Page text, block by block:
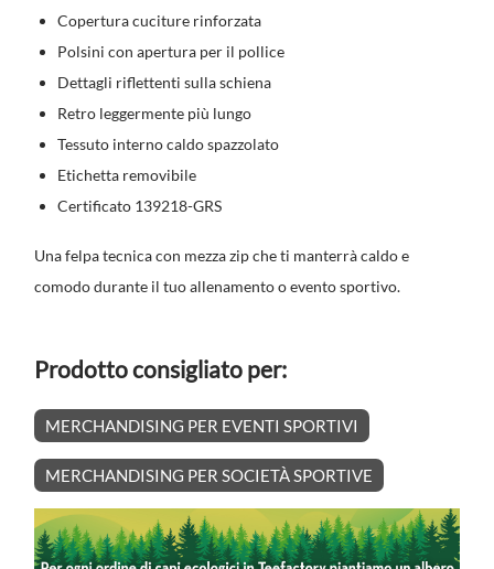
Copertura cuciture rinforzata
Polsini con apertura per il pollice
Dettagli riflettenti sulla schiena
Retro leggermente più lungo
Tessuto interno caldo spazzolato
Etichetta removibile
Certificato 139218-GRS
Una felpa tecnica con mezza zip che ti manterrà caldo e
comodo durante il tuo allenamento o evento sportivo.
Prodotto consigliato per:
MERCHANDISING PER EVENTI SPORTIVI
MERCHANDISING PER SOCIETÀ SPORTIVE